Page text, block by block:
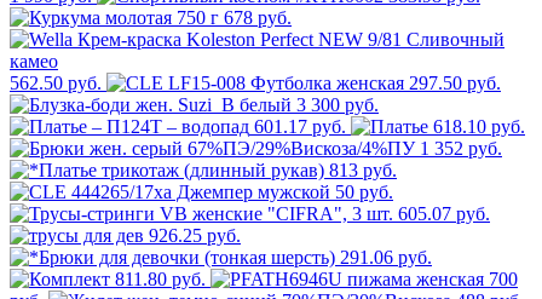
678 руб.
562.50 руб.
297.50 руб.
3 300 руб.
601.17 руб.
618.10 руб.
1 352 руб.
813 руб.
50 руб.
605.07 руб.
926.25 руб.
291.06 руб.
811.80 руб.
700